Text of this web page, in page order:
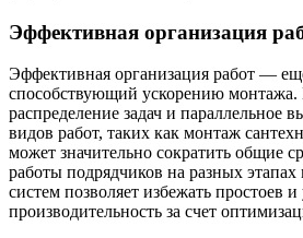
Эффективная организация
Эффективная организация работ —
способствующий ускорению монтажа.
распределение задач и параллельное
видов работ, таких как монтаж
может значительно сократить общие
работы подрядчиков на разных
систем позволяет избежать простоев
производительность за счет